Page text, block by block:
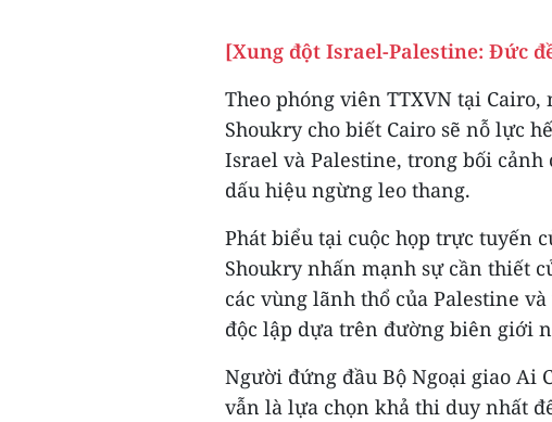
[Xung đột Israel-Palestine: Đức
Theo phóng viên TTXVN tại
Shoukry cho biết Cairo sẽ nỗ lực
Israel và Palestine, trong bối
dấu hiệu ngừng leo thang.
Phát biểu tại cuộc họp trực tuyến
Shoukry nhấn mạnh sự cần thiết
các vùng lãnh thổ của Palestine
độc lập dựa trên đường biên giới
Người đứng đầu Bộ Ngoại giao Ai
vẫn là lựa chọn khả thi duy nhất